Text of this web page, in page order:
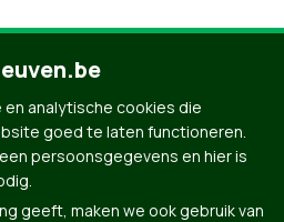
analytische cookies die
goed te laten functioneren.
persoonsgegevens en hier is
geeft, maken we ook gebruik van